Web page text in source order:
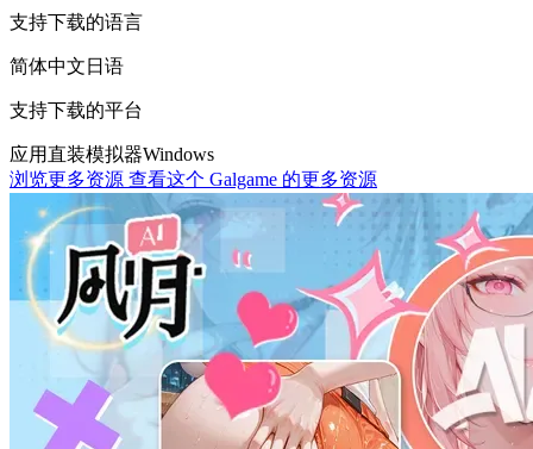
支持下载的语言
简体中文 日语
支持下载的平台
应用直装模拟器Windows
浏览更多资源 查看这个 Galgame 的更多资源